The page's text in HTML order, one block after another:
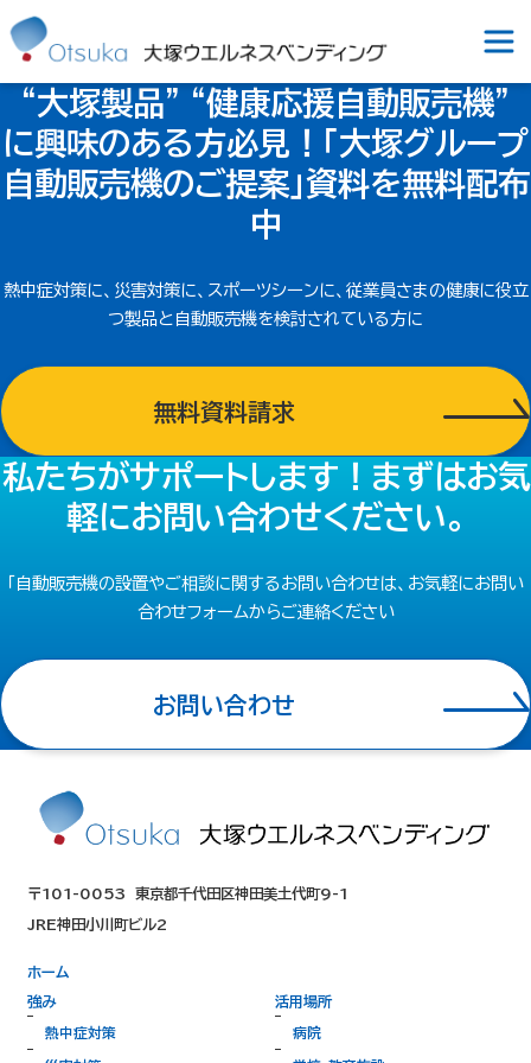
“大塚製品” “健康応援自動販売機”
に興味のある方必見！
「大塚グループ
自動販売機のご提案」資料を無料配布
中
熱中症対策に、災害対策に、スポーツシーンに、従業員さまの健康に役立
つ製品と自動販売機を検討されている方に
無料資料請求
私たちがサポートします！ まずはお気
軽にお問い合わせください。
「自動販売機の設置やご相談に関するお問い合わせは、お気軽にお問い
合わせフォームからご連絡ください
お問い合わせ
〒101-0053 東京都千代田区神田美土代町9-1
JRE神田小川町ビル2
ホーム
強み
熱中症対策
活用場所
病院